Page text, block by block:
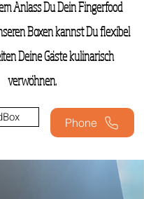
Anlass Du Dein Fingerfood
Boxen kannst Du flexibel
Deine Gäste kulinarisch
verwöhnen.
Phone